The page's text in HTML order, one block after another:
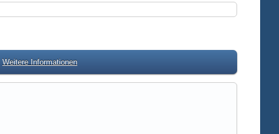
Weitere Informationen